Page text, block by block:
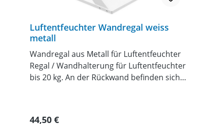
Luftentfeuchter Wandregal weiss
metall
Wandregal aus Metall für Luftentfeuchter
Regal / Wandhalterung für Luftentfeuchter
bis 20 kg. An der Rückwand befinden sich
Regulärer Preis:
44,50 €